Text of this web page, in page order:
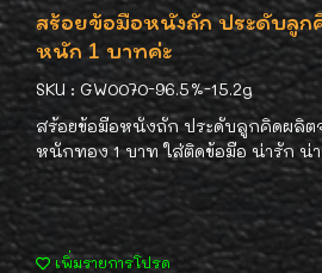
สร้อยข้อมือหนังถัก ประดับลูก
หนัก 1 บาทค่ะ
SKU : GW0070-96.5%-15.2g
สร้อยข้อมือหนังถัก ประดับลูกคิดผลิต
หนักทอง 1 บาท ใส่ติดข้อมือ น่ารัก น่
เพิ่มรายการโปรด